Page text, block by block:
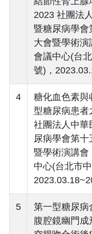
2023 社團法
暨糖尿病學會
大會暨學術演
會議中心(台
號)，
4
糖化血色素與
型糖尿病患者
社團法人中華
尿病學會第
暨學術演講會
中心(台北市
5
第⼀型糖尿病
腹腔鏡幽⾨成